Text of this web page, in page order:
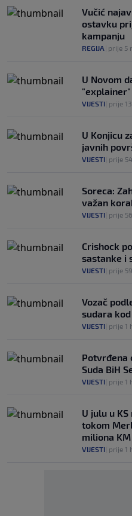
eura
|
Vučić
ostavku
kampanju
REGIJA prije 5
U Novom
"explainer"
VIJESTI prije
U Konjicu
javnih
VIJESTI prije
Soreca:
važan
VIJESTI prije
Crishock
sastanke i
VIJESTI prije
Vozač
sudara
VIJESTI prije 1
Potvrđena
Suda BiH
VIJESTI prije 1
U julu u
tokom
miliona
VIJESTI prije 1